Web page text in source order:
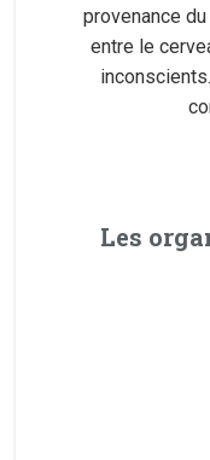
provenance
entre le
Les